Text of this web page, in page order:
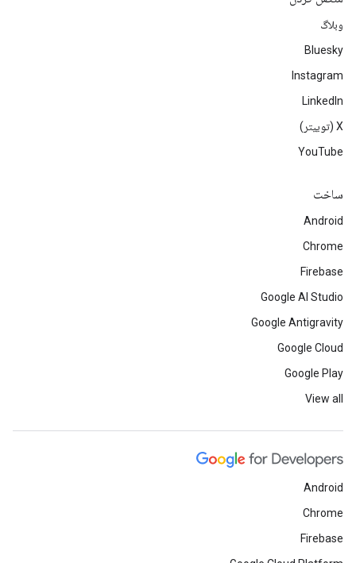
وبلاگ
Bluesky
Instagram
LinkedIn
‫X (توییتر)
YouTube
ساخت
Android
Chrome
Firebase
Google AI Studio
Google Antigravity
Google Cloud
Google Play
View all
Android
Chrome
Firebase